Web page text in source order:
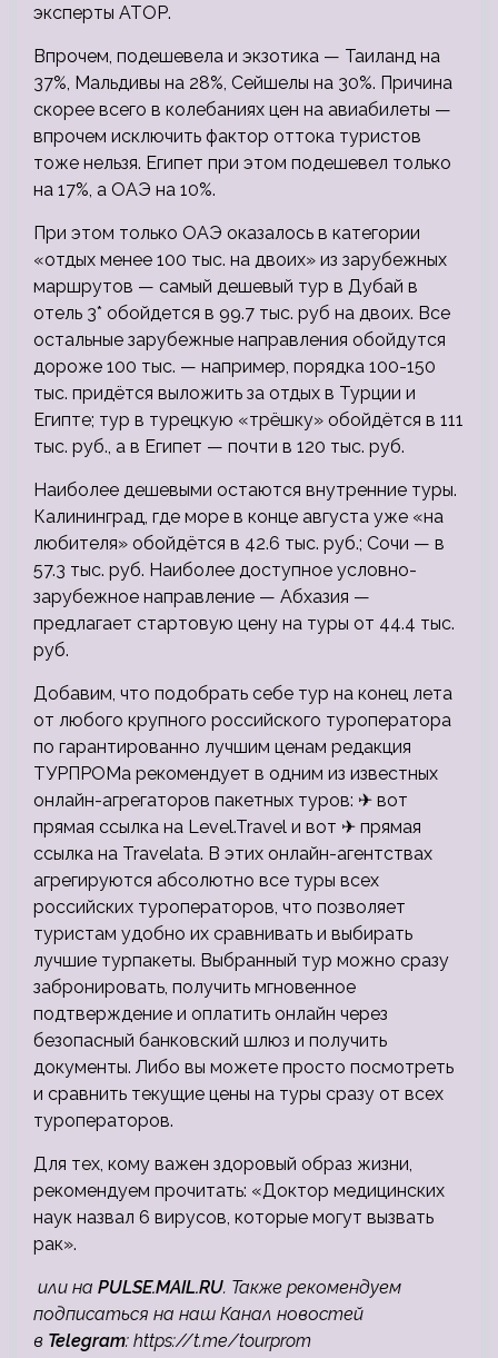
эксперты АТОР.
Впрочем, подешевела и экзотика — Таиланд на
37%, Мальдивы на 28%, Сейшелы на 30%. Причина
скорее всего в колебаниях цен на авиабилеты —
впрочем исключить фактор оттока туристов
тоже нельзя. Египет при этом подешевел только
на 17%, а ОАЭ на 10%.
При этом только ОАЭ оказалось в категории
«отдых менее 100 тыс. на двоих» из зарубежных
маршрутов — самый дешевый тур в Дубай в
отель 3* обойдется в 99.7 тыс. руб на двоих. Все
остальные зарубежные направления обойдутся
дороже 100 тыс. — например, порядка 100-150
тыс. придётся выложить за отдых в Турции и
Египте; тур в турецкую «трёшку» обойдётся в 111
тыс. руб., а в Египет — почти в 120 тыс. руб.
Наиболее дешевыми остаются внутренние туры.
Калининград, где море в конце августа уже «на
любителя» обойдётся в 42.6 тыс. руб.; Сочи — в
57.3 тыс. руб. Наиболее доступное условно-
зарубежное направление — Абхазия —
предлагает стартовую цену на туры от 44.4 тыс.
руб.
Добавим, что подобрать себе тур на конец лета
от любого крупного российского туроператора
по гарантированно лучшим ценам редакция
ТУРПРОМа рекомендует в одним из известных
онлайн-агрегаторов пакетных туров: ✈ вот
прямая ссылка на Level.Travel и вот ✈ прямая
ссылка на Travelata. В этих онлайн-агентствах
агрегируются абсолютно все туры всех
российских туроператоров, что позволяет
туристам удобно их сравнивать и выбирать
лучшие турпакеты. Выбранный тур можно сразу
забронировать, получить мгновенное
подтверждение и оплатить онлайн через
безопасный банковский шлюз и получить
документы. Либо вы можете просто посмотреть
и сравнить текущие цены на туры сразу от всех
туроператоров.
Для тех, кому важен здоровый образ жизни,
рекомендуем прочитать: «Доктор медицинских
наук назвал 6 вирусов, которые могут вызвать
рак».
или на PULSE.MAIL.RU. Также рекомендуем
подписаться на наш Канал новостей
в Telegram: https://t.me/tourprom